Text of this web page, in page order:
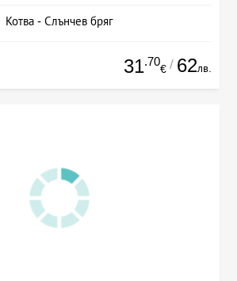
Котва - Слънчев бряг
31.70
€ / 62лв.